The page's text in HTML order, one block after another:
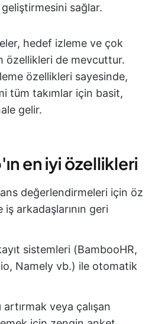
geliştirmesini sağlar.
hedef izleme ve çok
özellikleri de mevcuttur.
özellikleri sayesinde,
tüm takımlar için basit,
gelir.
en iyi özellikleri
değerlendirmeleri için öz
arkadaşlarının geri
sistemleri (BambooHR,
Namely vb.) ile otomatik
artırmak veya çalışan